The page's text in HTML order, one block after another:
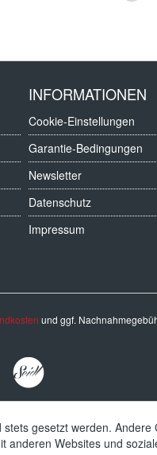
INFORMATIONEN
Cookie-Einstellungen
Garantie-Bedingungen
Newsletter
Datenschutz
Impressum
und ggf.
gesetzt werden. Andere
anderen Websites und